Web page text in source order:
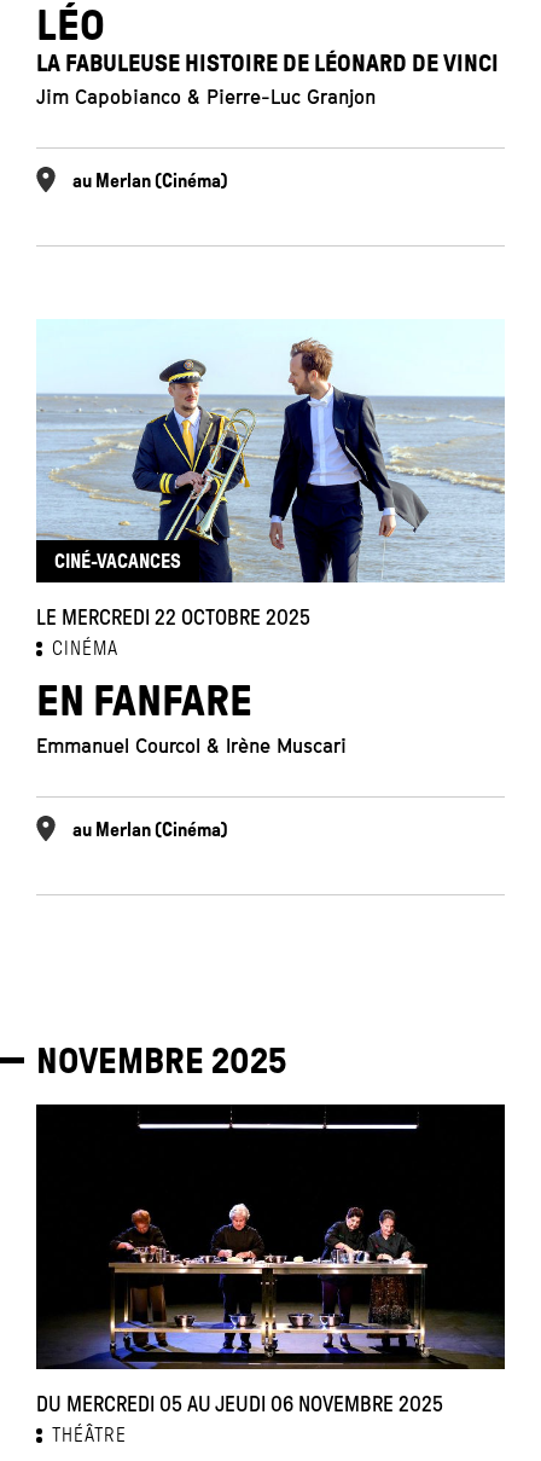
LÉO
LA FABULEUSE HISTOIRE DE LÉONARD DE VINCI
Jim Capobianco & Pierre-Luc Granjon
au Merlan (Cinéma)
CINÉ-VACANCES
LE MERCREDI 22 OCTOBRE 2025
CINÉMA
EN FANFARE
Emmanuel Courcol & Irène Muscari
au Merlan (Cinéma)
NOVEMBRE 2025
DU MERCREDI 05 AU JEUDI 06 NOVEMBRE 2025
THÉÂTRE